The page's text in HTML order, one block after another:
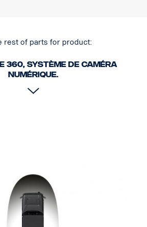
rest of parts for product:
360, système de caméra
numérique.